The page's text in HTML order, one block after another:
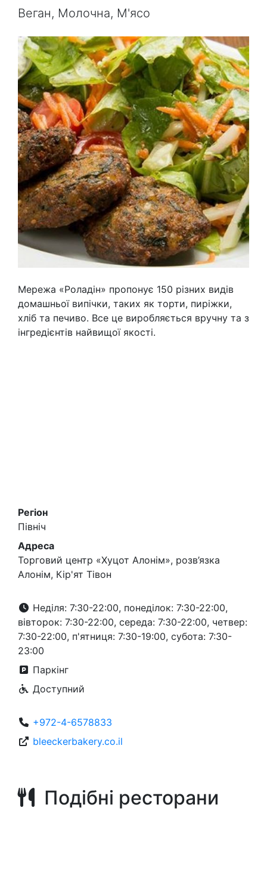
Веган, Молочна, М'ясо
Мережа «Роладін» пропонує 150 різних видів
домашньої випічки, таких як торти, пиріжки,
хліб та печиво. Все це виробляється вручну та з
інгредієнтів найвищої якості.
Регіон
Північ
Адреса
Торговий центр «Хуцот Алонім», розв’язка
Алонім, Кір'ят Тівон
Неділя: 7:30-22:00, понеділок: 7:30-22:00,
вівторок: 7:30-22:00, середа: 7:30-22:00, четвер:
7:30-22:00, п'ятниця: 7:30-19:00, субота: 7:30-
23:00
Паркінг
Доступний
+972-4-6578833
bleeckerbakery.co.il
Подібні ресторани